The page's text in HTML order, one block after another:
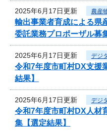
2025年6月17日更新 農産
輸出事業者育成による県
委託業務プロポーザル募
2025年6月17日更新 デジ
令和7年度市町村DX支援
結果】
2025年6月17日更新 デジ
令和7年度市町村DX人材
集【選定結果】